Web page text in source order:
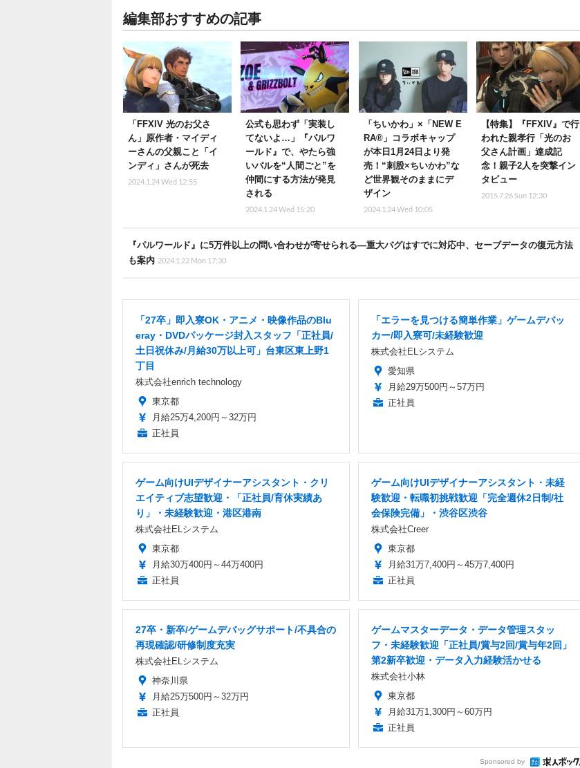
編集部おすすめの記事
「FFXIV 光のお父さ
ん」原作者・マイディ
ーさんの父親こと「イ
ンディ」さんが死去
2024.1.24 Wed 12:55
公式も思わず「実装し
てないよ…」『パルワ
ールド』で、やたら強
いパルを“人間ごと”を
仲間にする方法が発見
される
2024.1.24 Wed 15:20
「ちいかわ」×「NEW E
RA®」コラボキャップ
が本日1月24日より発
売！“刺股×ちいかわ”な
ど世界観そのままにデ
ザイン
2024.1.24 Wed 10:05
【特集】『FFXIV』で行
われた親孝行「光のお
父さん計画」達成記
念！親子2人を突撃イン
タビュー
2015.7.26 Sun 12:30
『パルワールド』に5万件以上の問い合わせが寄せられる―重大バグはすでに対応中、セーブデータの復元方法
も案内 2024.1.22 Mon 17:30
「27卒」即入寮OK・アニメ・映像作品のBlu
eray・DVDパッケージ封入スタッフ「正社員/
土日祝休み/月給30万以上可」台東区東上野1
丁目
株式会社enrich technology
東京都
月給25万4,200円～32万円
正社員
「エラーを見つける簡単作業」ゲームデバッ
カー/即入寮可/未経験歓迎
株式会社ELシステム
愛知県
月給29万500円～57万円
正社員
ゲーム向けUIデザイナーアシスタント・クリ
エイティブ志望歓迎・「正社員/育休実績あ
り」・未経験歓迎・港区港南
株式会社ELシステム
東京都
月給30万400円～44万400円
正社員
ゲーム向けUIデザイナーアシスタント・未経
験歓迎・転職初挑戦歓迎「完全週休2日制/社
会保険完備」・渋谷区渋谷
株式会社Creer
東京都
月給31万7,400円～45万7,400円
正社員
27卒・新卒/ゲームデバッグサポート/不具合の
再現確認/研修制度充実
株式会社ELシステム
神奈川県
月給25万500円～32万円
正社員
ゲームマスターデータ・データ管理スタッ
フ・未経験歓迎「正社員/賞与2回/賞与年2回」
第2新卒歓迎・データ入力経験活かせる
株式会社小林
東京都
月給31万1,300円～60万円
正社員
Sponsored by